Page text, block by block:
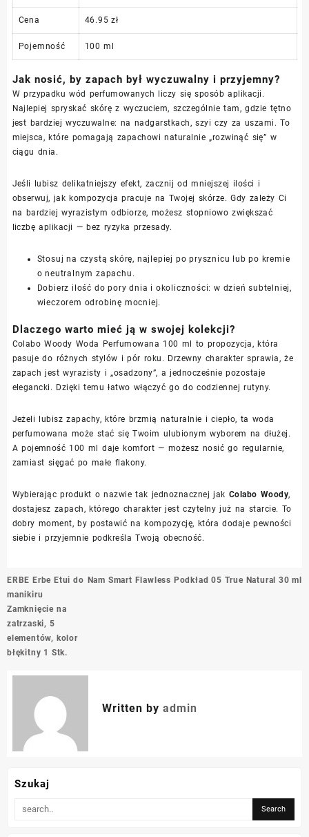
Cena 46.95 zł
Pojemność 100 ml
Jak nosić, by zapach był wyczuwalny i przyjemny?
W przypadku wód perfumowanych liczy się sposób aplikacji.
Najlepiej spryskać skórę z wyczuciem, szczególnie tam, gdzie tętno
jest bardziej wyczuwalne: na nadgarstkach, szyi czy za uszami. To
miejsca, które pomagają zapachowi naturalnie „rozwinąć się” w
ciągu dnia.
Jeśli lubisz delikatniejszy efekt, zacznij od mniejszej ilości i
obserwuj, jak kompozycja pracuje na Twojej skórze. Gdy zależy Ci
na bardziej wyrazistym odbiorze, możesz stopniowo zwiększać
liczbę aplikacji — bez ryzyka przesady.
Stosuj na czystą skórę, najlepiej po prysznicu lub po kremie
o neutralnym zapachu.
Dobierz ilość do pory dnia i okoliczności: w dzień subtelniej,
wieczorem odrobinę mocniej.
Dlaczego warto mieć ją w swojej kolekcji?
Colabo Woody Woda Perfumowana 100 ml to propozycja, która
pasuje do różnych stylów i pór roku. Drzewny charakter sprawia, że
zapach jest wyrazisty i „osadzony”, a jednocześnie pozostaje
elegancki. Dzięki temu łatwo włączyć go do codziennej rutyny.
Jeżeli lubisz zapachy, które brzmią naturalnie i ciepło, ta woda
perfumowana może stać się Twoim ulubionym wyborem na dłużej.
A pojemność 100 ml daje komfort — możesz nosić go regularnie,
zamiast sięgać po małe flakony.
Wybierając produkt o nazwie tak jednoznacznej jak Colabo Woody,
dostajesz zapach, którego charakter jest czytelny już na starcie. To
dobry moment, by postawić na kompozycję, która dodaje pewności
siebie i przyjemnie podkreśla Twoją obecność.
Nawigacja
wpisu
ERBE Erbe Etui do
manikiru
Zamknięcie na
zatrzaski, 5
elementów, kolor
błękitny 1 Stk.
Nam Smart Flawless Podkład 05 True Natural 30 ml
Written by admin
Szukaj